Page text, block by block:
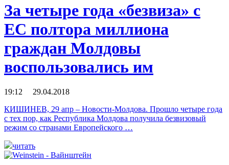
За четыре года «безвиза» с
ЕС полтора миллиона
граждан Молдовы
воспользовались им
19:12 29.04.2018
КИШИНЕВ, 29 апр – Новости-Молдова. Прошло четыре года
с тех пор, как Республика Молдова получила безвизовый
режим со странами Европейского …
читать